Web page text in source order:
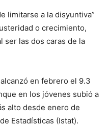
limitarse a la disyuntiva”
o crecimiento,
ser las dos caras de la
en febrero el 9.3
en los jóvenes subió a
alto desde enero de
Estadísticas (Istat).